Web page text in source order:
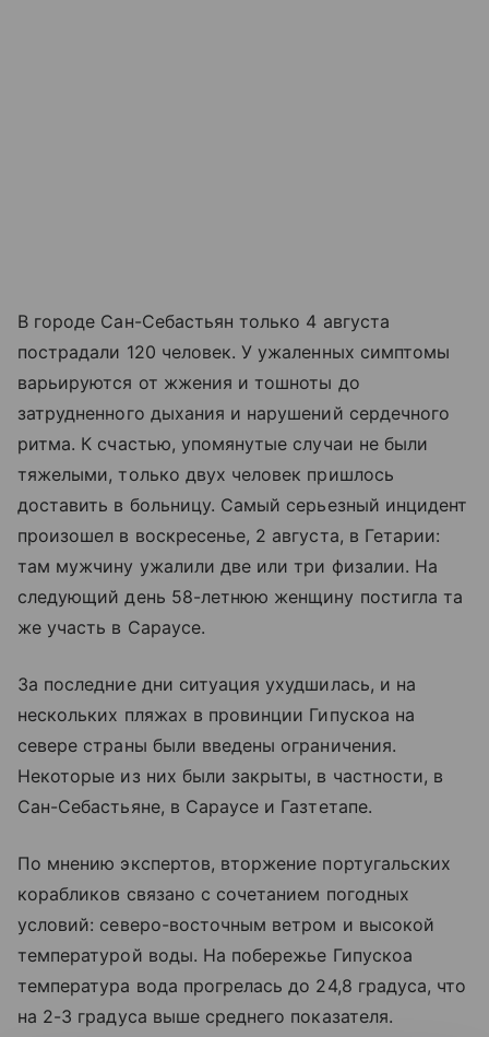
В городе Сан-Себастьян только 4 августа
пострадали 120 человек. У ужаленных симптомы
варьируются от жжения и тошноты до
затрудненного дыхания и нарушений сердечного
ритма. К счастью, упомянутые случаи не были
тяжелыми, только двух человек пришлось
доставить в больницу. Самый серьезный инцидент
произошел в воскресенье, 2 августа, в Гетарии:
там мужчину ужалили две или три физалии. На
следующий день 58-летнюю женщину постигла та
же участь в Сараусе.
За последние дни ситуация ухудшилась, и на
нескольких пляжах в провинции Гипускоа на
севере страны были введены ограничения.
Некоторые из них были закрыты, в частности, в
Сан-Себастьяне, в Сараусе и Газтетапе.
По мнению экспертов, вторжение португальских
корабликов связано с сочетанием погодных
условий: северо-восточным ветром и высокой
температурой воды. На побережье Гипускоа
температура вода прогрелась до 24,8 градуса, что
на 2-3 градуса выше среднего показателя.